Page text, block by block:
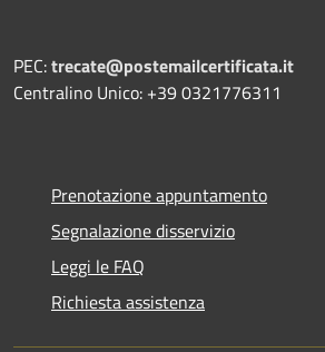
PEC:trecate@postemailcertificata.it
Centralino Unico: +39 0321776311
Prenotazione appuntamento
Segnalazione disservizio
Leggi le FAQ
Richiesta assistenza